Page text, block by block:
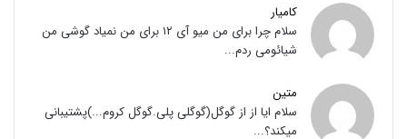
کامیار
سلام چرا برای من میو آی ۱۲ برای من نمیاد گوشی من
شیائومی ردم...
متین
سلام ایا از از گوگل(گوگلی پلی.گوگل کروم...)پشتیبانی
میکند؟...